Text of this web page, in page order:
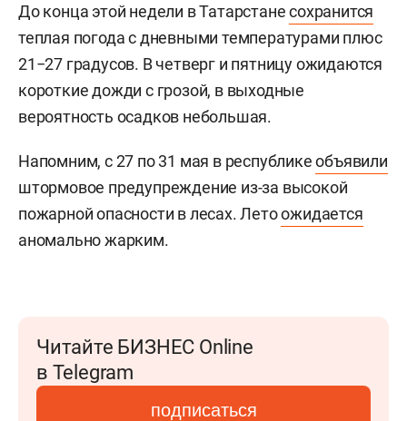
До конца этой недели в Татарстанесохранится
теплая погода с дневными температурами плюс
21−27 градусов. В четверг и пятницу ожидаются
короткие дожди с грозой, в выходные
вероятность осадков небольшая.
Напомним, с 27 по 31 мая в республикеобъявили
штормовое предупреждение из-за высокой
пожарной опасности в лесах. Летоожидается
аномально жарким.
Читайте БИЗНЕС Online
в Telegram
подписаться